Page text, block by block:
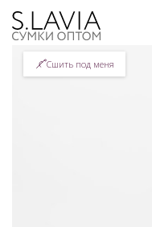
Сшить под меня